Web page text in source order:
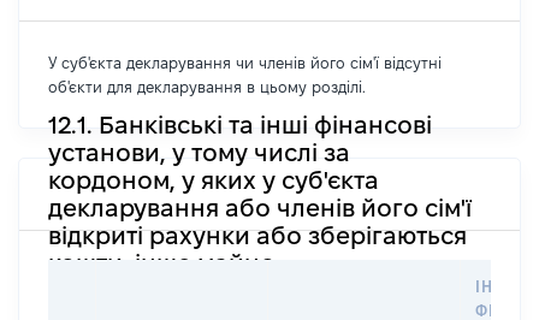
У суб'єкта декларування чи членів його сім'ї відсутні
об'єкти для декларування в цьому розділі.
12.1. Банківські та інші фінансові
установи, у тому числі за
кордоном, у яких у суб'єкта
декларування або членів його сім'ї
відкриті рахунки або зберігаються
кошти, інше майно